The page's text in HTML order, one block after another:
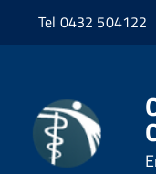
Tel 0432 504122